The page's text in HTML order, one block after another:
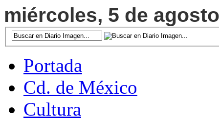
miércoles, 5 de
Portada
Cd. de México
Cultura